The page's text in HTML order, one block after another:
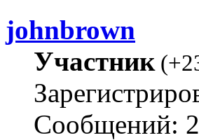
johnbrown
Участник(
Сообщений: